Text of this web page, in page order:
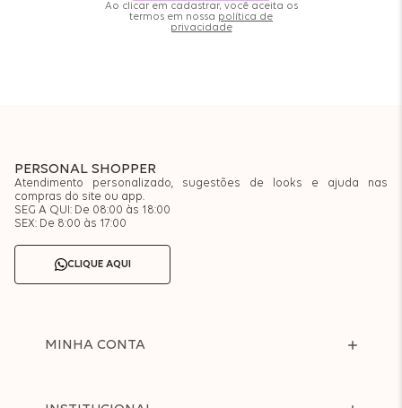
Ao clicar em cadastrar, você aceita os
termos em nossa política de
privacidade
PERSONAL SHOPPER
Atendimento personalizado, sugestões de looks e ajuda nas
compras do site ou app.
SEG A QUI: De 08:00 às 18:00
SEX: De 8:00 às 17:00
CLIQUE AQUI
MINHA CONTA